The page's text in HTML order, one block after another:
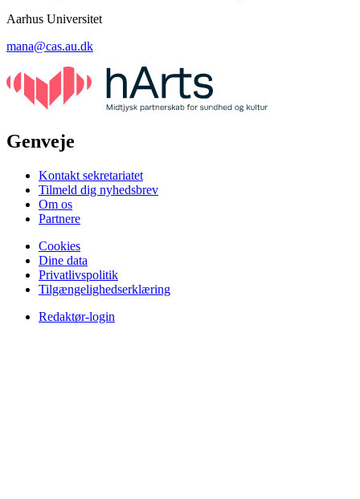
Aarhus Universitet
mana@cas.au.dk
Genveje
Kontakt sekretariatet
Tilmeld dig nyhedsbrev
Om os
Partnere
Cookies
Dine data
Privatlivspolitik
Tilgængelighedserklæring
Redaktør-login